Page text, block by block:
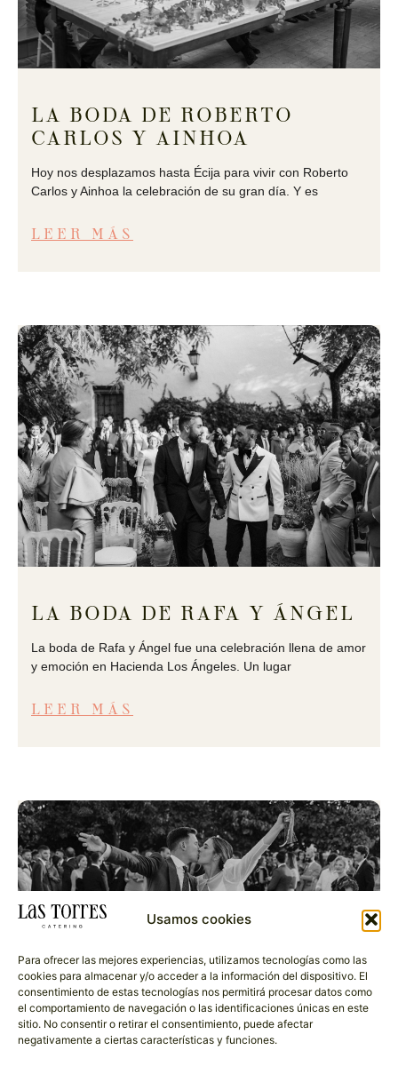
Usamos cookies
Para ofrecer las mejores experiencias, utilizamos tecnologías como las
cookies para almacenar y/o acceder a la información del dispositivo. El
consentimiento de estas tecnologías nos permitirá procesar datos como
el comportamiento de navegación o las identificaciones únicas en este
sitio. No consentir o retirar el consentimiento, puede afectar
negativamente a ciertas características y funciones.
LA BODA DE ROBERTO
CARLOS Y AINHOA
Hoy nos desplazamos hasta Écija para vivir con Roberto
Carlos y Ainhoa la celebración de su gran día. Y es
LEER MÁS
LA BODA DE RAFA Y ÁNGEL
La boda de Rafa y Ángel fue una celebración llena de amor
y emoción en Hacienda Los Ángeles. Un lugar
LEER MÁS